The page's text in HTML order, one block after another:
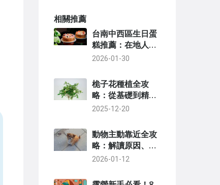
相關推薦
台南中西區生日蛋
糕推薦：在地人私
藏名單與選購秘訣
2026-01-30
桅子花種植全攻
略：從基礎到精通
的實用技巧與常見
2025-12-20
動物主動靠近全攻
略：解讀原因、案
例與安全指南
2026-01-12